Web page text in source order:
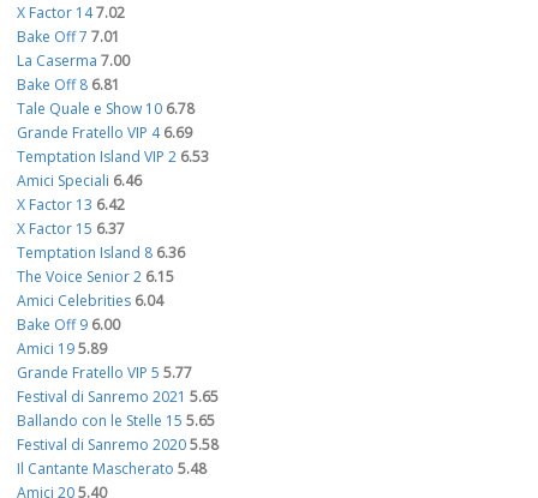
X Factor 147.02
Bake Off 7 7.01
La Caserma 7.00
Bake Off 8 6.81
Tale Quale e Show 10 6.78
Grande Fratello VIP 4 6.69
Temptation Island VIP 2 6.53
Amici Speciali 6.46
X Factor 13 6.42
X Factor 15 6.37
Temptation Island 8 6.36
The Voice Senior 2 6.15
Amici Celebrities 6.04
Bake Off 9 6.00
Amici 195.89
Grande Fratello VIP 5 5.77
Festival di Sanremo 2021 5.65
Ballando con le Stelle 15 5.65
Festival di Sanremo 20205.58
Il Cantante Mascherato 5.48
Amici 205.40